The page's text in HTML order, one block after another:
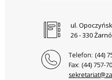
ul.
26 - 330
Telefon: (44)
Fax: (44) 757-